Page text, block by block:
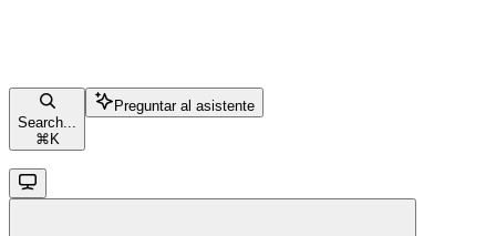
Search...
⌘ K
Preguntar al asistente